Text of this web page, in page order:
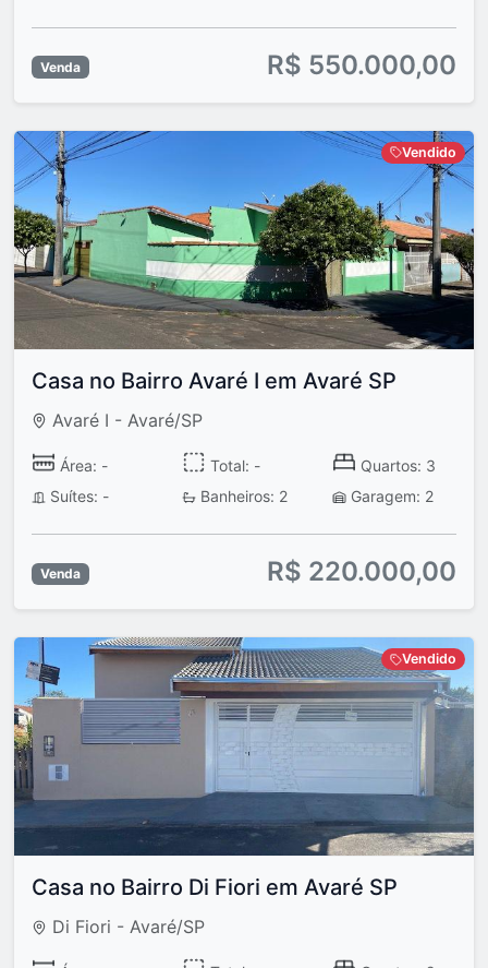
Venda R$ 550.000,00
Vendido
Casa no Bairro Avaré I em Avaré SP
Avaré I - Avaré/SP
Área: - Total: -
Quartos: 3
Suítes: -
Banheiros: 2 Garagem: 2
Venda R$ 220.000,00
Vendido
Casa no Bairro Di Fiori em Avaré SP
Di Fiori - Avaré/SP